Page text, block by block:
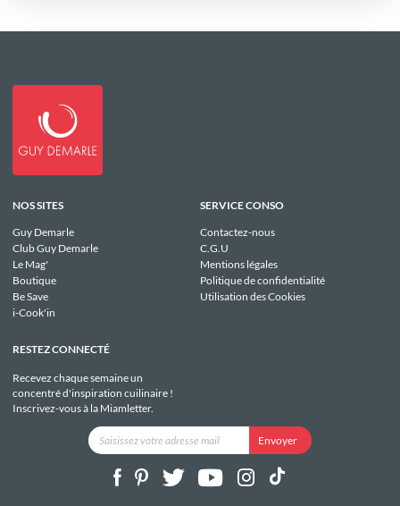
NOS SITES
Guy Demarle
Club Guy Demarle
Le Mag'
Boutique
Be Save
i-Cook'in
SERVICE CONSO
Contactez-nous
C.G.U
Mentions légales
Politique de confidentialité
Utilisation des Cookies
RESTEZ CONNECTÉ
Recevez chaque semaine un
concentré d'inspiration cuilinaire !
Inscrivez-vous à la Miamletter.